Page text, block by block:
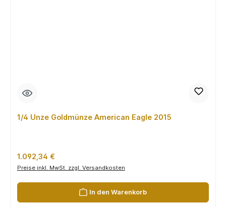
1/4 Unze Goldmünze American Eagle 2015
Regulärer Preis:
1.092,34 €
Preise inkl. MwSt. zzgl. Versandkosten
In den Warenkorb